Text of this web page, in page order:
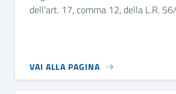
dell'art. 17, comma 12, della L.R.
VAI ALLA PAGINA